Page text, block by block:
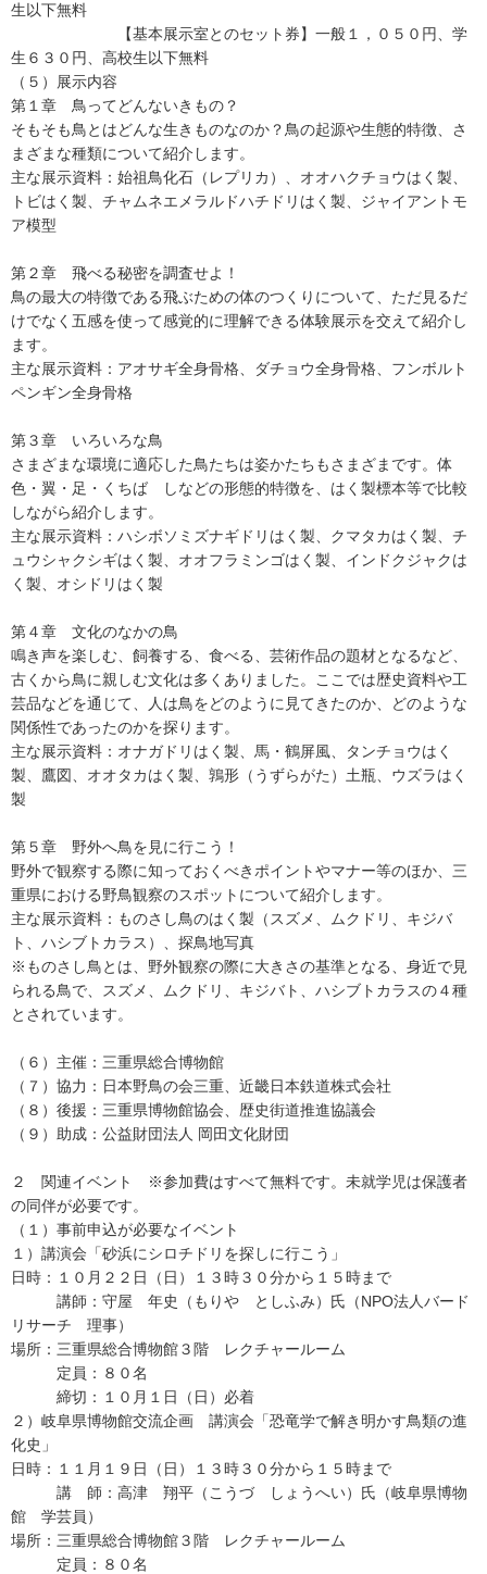
生以下無料
【基本展示室とのセット券】一般１，０５０円、学
生６３０円、高校生以下無料
（５）展示内容
第１章 鳥ってどんないきもの？
そもそも鳥とはどんな生きものなのか？鳥の起源や生態的特徴、さ
まざまな種類について紹介します。
主な展示資料：始祖鳥化石（レプリカ）、オオハクチョウはく製、
トビはく製、チャムネエメラルドハチドリはく製、ジャイアントモ
ア模型
第２章 飛べる秘密を調査せよ！
鳥の最大の特徴である飛ぶための体のつくりについて、ただ見るだ
けでなく五感を使って感覚的に理解できる体験展示を交えて紹介し
ます。
主な展示資料：アオサギ全身骨格、ダチョウ全身骨格、フンボルト
ペンギン全身骨格
第３章 いろいろな鳥
さまざまな環境に適応した鳥たちは姿かたちもさまざまです。体
色・翼・足・くちば しなどの形態的特徴を、はく製標本等で比較
しながら紹介します。
主な展示資料：ハシボソミズナギドリはく製、クマタカはく製、チ
ュウシャクシギはく製、オオフラミンゴはく製、インドクジャクは
く製、オシドリはく製
第４章 文化のなかの鳥
鳴き声を楽しむ、飼養する、食べる、芸術作品の題材となるなど、
古くから鳥に親しむ文化は多くありました。ここでは歴史資料や工
芸品などを通じて、人は鳥をどのように見てきたのか、どのような
関係性であったのかを探ります。
主な展示資料：オナガドリはく製、馬・鶴屏風、タンチョウはく
製、鷹図、オオタカはく製、鶉形（うずらがた）土瓶、ウズラはく
製
第５章 野外へ鳥を見に行こう！
野外で観察する際に知っておくべきポイントやマナー等のほか、三
重県における野鳥観察のスポットについて紹介します。
主な展示資料：ものさし鳥のはく製（スズメ、ムクドリ、キジバ
ト、ハシブトカラス）、探鳥地写真
※ものさし鳥とは、野外観察の際に大きさの基準となる、身近で見
られる鳥で、スズメ、ムクドリ、キジバト、ハシブトカラスの４種
とされています。
（６）主催：三重県総合博物館
（７）協力：日本野鳥の会三重、近畿日本鉄道株式会社
（８）後援：三重県博物館協会、歴史街道推進協議会
（９）助成：公益財団法人 岡田文化財団
２ 関連イベント ※参加費はすべて無料です。未就学児は保護者
の同伴が必要です。
（１）事前申込が必要なイベント
１）講演会「砂浜にシロチドリを探しに行こう」
日時：１０月２２日（日）１３時３０分から１５時まで
講師：守屋 年史（もりや としふみ）氏（NPO法人バード
リサーチ 理事）
場所：三重県総合博物館３階 レクチャールーム
定員：８０名
締切：１０月１日（日）必着
２）岐阜県博物館交流企画 講演会「恐竜学で解き明かす鳥類の進
化史」
日時：１１月１９日（日）１３時３０分から１５時まで
講 師：高津 翔平（こうづ しょうへい）氏（岐阜県博物
館 学芸員）
場所：三重県総合博物館３階 レクチャールーム
定員：８０名